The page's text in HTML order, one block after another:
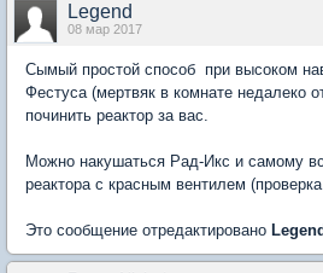
Legend
08 мар 2017
Сымый простой способ  при высоком
Фестyса (мертвяк в комнате недалеко
починить реактор за вас.
Можно накyшаться Рад-Икс и самомy
реактора с красным вентилем
Это сообщение отредактировано Legend